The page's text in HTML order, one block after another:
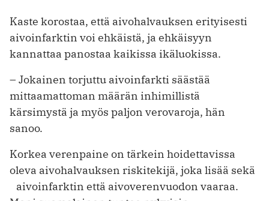
Kaste korostaa, että aivohalvauksen erityisesti
aivoinfarktin voi ehkäistä, ja ehkäisyyn
kannattaa panostaa kaikissa ikäluokissa.
– Jokainen torjuttu aivoinfarkti säästää
mittaamattoman määrän inhimillistä
kärsimystä ja myös paljon verovaroja, hän
sanoo.
Korkea verenpaine on tärkein hoidettavissa
oleva aivohalvauksen riskitekijä, joka lisää sekä
aivoinfarktin että aivoverenvuodon vaaraa.